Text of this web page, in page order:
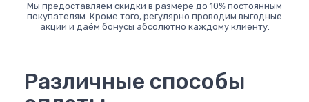
Мы предоставляем скидки в размере до 10% постоянным
покупателям. Кроме того, регулярно проводим выгодные
акции и даём бонусы абсолютно каждому клиенту.
Различные способы